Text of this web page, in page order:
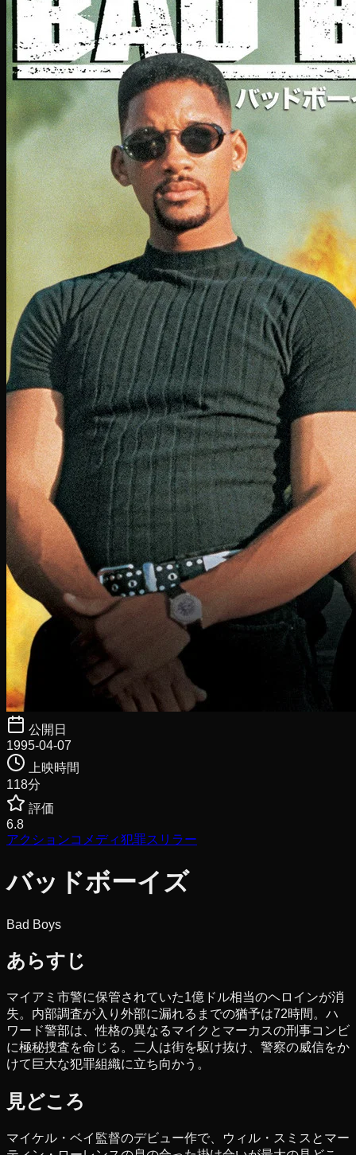
公開日
1995-04-07
上映時間
118分
評価
6.8
アクションコメディ犯罪スリラー
バッドボーイズ
Bad Boys
あらすじ
マイアミ市警に保管されていた1億ドル相当のヘロインが消
失。内部調査が入り外部に漏れるまでの猶予は72時間。ハ
ワード警部は、性格の異なるマイクとマーカスの刑事コンビ
に極秘捜査を命じる。二人は街を駆け抜け、警察の威信をか
けて巨大な犯罪組織に立ち向かう。
見どころ
マイケル・ベイ監督のデビュー作で、ウィル・スミスとマー